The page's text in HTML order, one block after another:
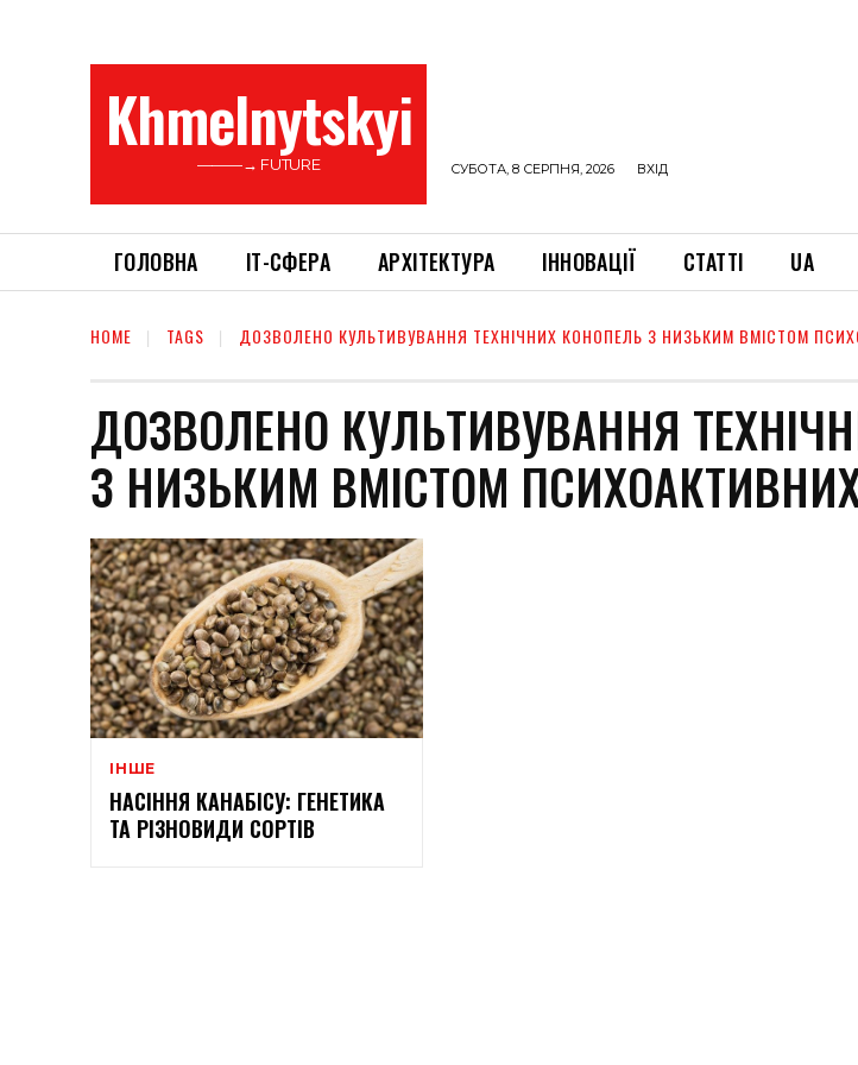
Khmelnytskyi
———→ FUTURE СУБОТА, 8 СЕРПНЯ, 2026 ВХІД
ГОЛОВНА ІТ-СФЕРА АРХІТЕКТУРА ІННОВАЦІЇ СТАТТІ UA
HOME TAGS ДОЗВОЛЕНО КУЛЬТИВУВАННЯ ТЕХНІЧНИХ КОНОПЕЛЬ З НИЗЬКИМ ВМІСТОМ
ДОЗВОЛЕНО КУЛЬТИВУВАННЯ
З НИЗЬКИМ ВМІСТОМ
ІНШЕ
НАСІННЯ КАНАБІСУ: ГЕНЕТИКА
ТА РІЗНОВИДИ СОРТІВ